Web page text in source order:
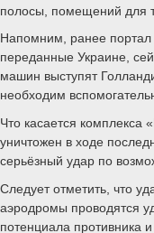
полосы, помещений для
Напомним, ранее
переданные Украине,
машин выступят
необходим
Что касается комплекса
уничтожен в ходе
серьёзный удар по
Следует отметить, что
аэродромы проводятся
потенциала противника